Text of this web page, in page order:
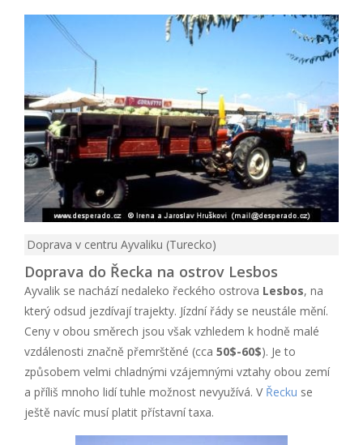
Doprava v centru Ayvaliku (Turecko)
Doprava do Řecka na ostrov Lesbos
Ayvalik se nachází nedaleko řeckého ostrova Lesbos, na
který odsud jezdívají trajekty. Jízdní řády se neustále mění.
Ceny v obou směrech jsou však vzhledem k hodně malé
vzdálenosti značně přemrštěné (cca 50$-60$). Je to
způsobem velmi chladnými vzájemnými vztahy obou zemí
a příliš mnoho lidí tuhle možnost nevyužívá. V Řecku se
ještě navíc musí platit přístavní taxa.